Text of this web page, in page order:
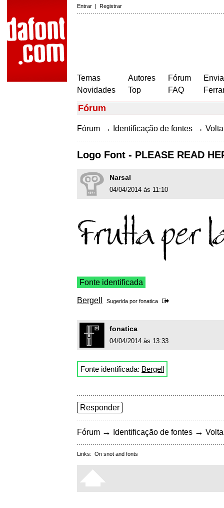
Entrar | Registrar
Temas
Novidades
Autores
Top
Fórum
FAQ
Fórum
Fórum → Identificação de fontes →
Logo Font - PLEASE READ
Narsal
04/04/2014 às 11:10
Fonte identificada
Bergell Sugerida por fonatica
fonatica
04/04/2014 às 13:33
Fonte identificada: Bergell
Responder
Fórum → Identificação de fontes →
Links: On snot and fonts